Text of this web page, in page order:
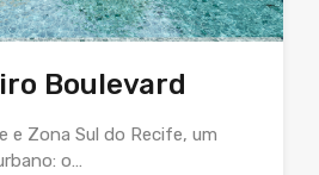
Boulevard
e Zona Sul do Recife, um
o…